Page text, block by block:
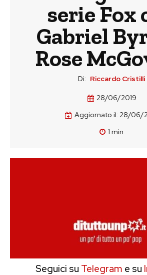
serie Fox
Gabriel
Rose
Di: Riccardo Cristilli
28/06/2019
Aggiornato il: 28/06/
1 min.
Seguici su Telegram e su